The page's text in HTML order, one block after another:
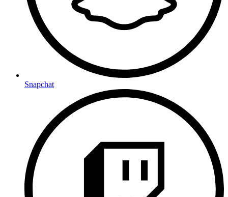
Snapchat